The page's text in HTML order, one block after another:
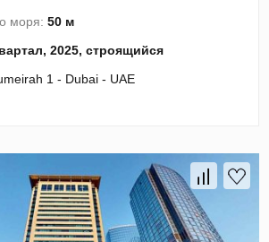
моря:50 м
2025, строящийся
1 - Dubai - UAE